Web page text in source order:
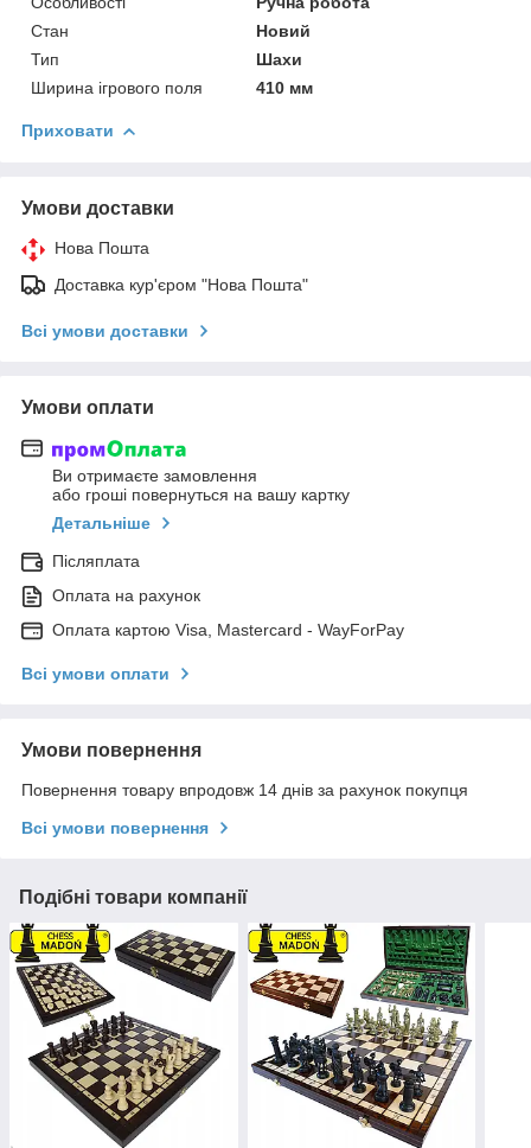
Стан
Новий
Тип
Шахи
Ширина ігрового поля
410 мм
Приховати
Умови доставки
Нова Пошта
Доставка кур'єром "Нова Пошта"
Всі умови доставки
Умови оплати
Ви отримаєте замовлення
або гроші повернуться на вашу картку
Детальніше
Післяплата
Оплата на рахунок
Оплата картою Visa, Mastercard - WayForPay
Всі умови оплати
Умови повернення
Повернення товару впродовж 14 днів за рахунок покупця
Всі умови повернення
Подібні товари компанії